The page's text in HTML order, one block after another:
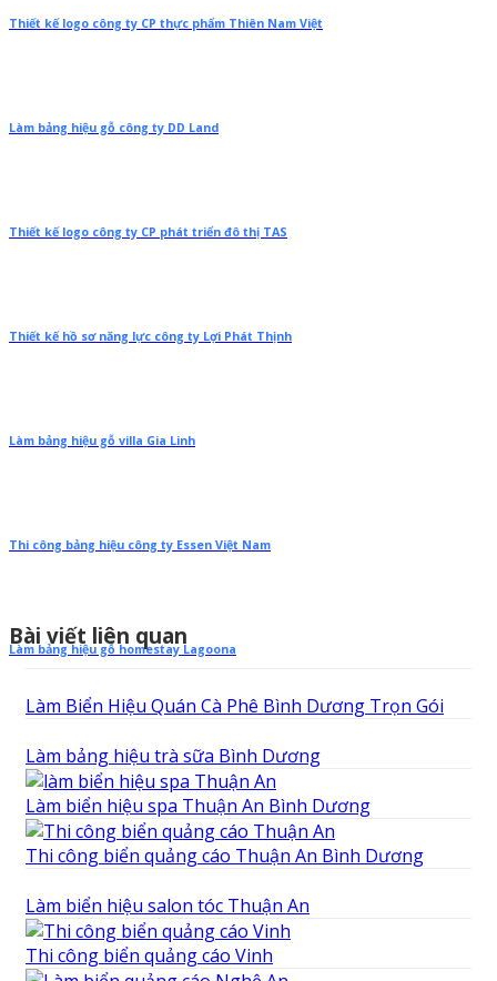
Thiết kế logo công ty CP thực phẩm Thiên Nam Việt
Làm bảng hiệu gỗ công ty DD Land
Thiết kế logo công ty CP phát triển đô thị TAS
Thiết kế hồ sơ năng lực công ty Lợi Phát Thịnh
Làm bảng hiệu gỗ villa Gia Linh
Thi công bảng hiệu công ty Essen Việt Nam
Làm bảng hiệu gỗ homestay Lagoona
Bài viết liên quan
Làm Biển Hiệu Quán Cà Phê Bình Dương Trọn Gói
Làm bảng hiệu trà sữa Bình Dương
Làm biển hiệu spa Thuận An Bình Dương
Thi công biển quảng cáo Thuận An Bình Dương
Làm biển hiệu salon tóc Thuận An
Thi công biển quảng cáo Vinh